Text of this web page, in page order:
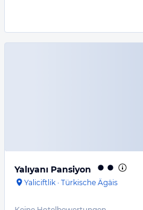
Yalıyanı Pansiyon
Yaliciftlik · Türkische Ägäis